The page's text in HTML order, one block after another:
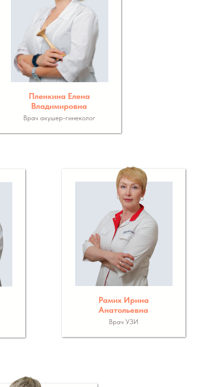
Рамих Ирина
Анатольевна
Врач УЗИ
Пленкина Елена
Владимировна
Врач акушер-гинеколог